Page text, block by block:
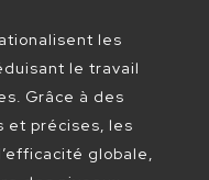
les
le travail
Grâce à des
et précises, les
globale,